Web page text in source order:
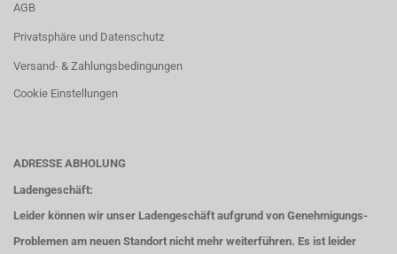
AGB
Privatsphäre und Datenschutz
Versand- & Zahlungsbedingungen
Cookie Einstellungen
ADRESSE ABHOLUNG
Ladengeschäft:
Leider können wir unser Ladengeschäft aufgrund von Genehmigungs-
Problemen am neuen Standort nicht mehr weiterführen. Es ist leider